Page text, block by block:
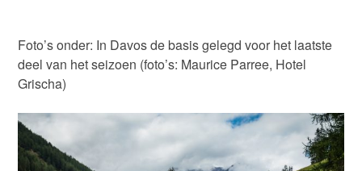
Foto’s onder: In Davos de basis gelegd voor het laatste
deel van het seizoen (foto’s: Maurice Parree, Hotel
Grischa)